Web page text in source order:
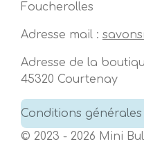
Foucherolles
Adresse mail :
Adresse de la
45320 Courtenay
Conditions
© 2023 - 2026 Mini